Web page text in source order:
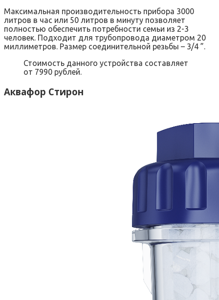
Максимальная производительность прибора 3000
литров в час или 50 литров в минуту позволяет
полностью обеспечить потребности семьи из 2-3
человек. Подходит для трубопровода диаметром 20
миллиметров. Размер соединительной резьбы – 3/4 ”.
Стоимость данного устройства составляет
от 7990 рублей.
Аквафор Стирон